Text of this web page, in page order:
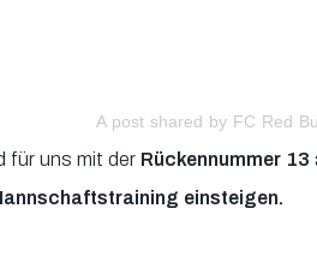
A post shared by FC Red
für uns mit der Rückennummer 13
einsteigen.